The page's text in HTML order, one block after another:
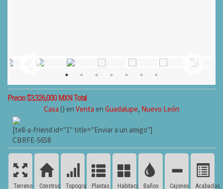
Precio $3,326,000 MXN Total
Casa () en Venta en Guadalupe, Nuevo León
[tell-a-friend id="1" title="Enviar a un amigo"]
CBRFE-5658
Terreno
ConstrucciónTopografía
Plantas
HabitacionesBaños
Cajones
Acabados